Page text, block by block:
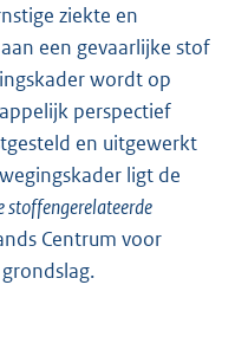
ziekte en
een gevaarlijke stof
wordt op
perspectief
en uitgewerkt
ligt de
stoffengerelateerde
Centrum voor